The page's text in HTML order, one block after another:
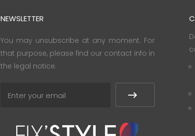
NEWSLETTER
You may unsubscribe at any moment. For
that purpose, please find our contact info in
the legal notice.